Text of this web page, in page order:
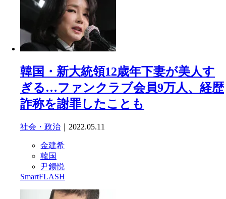
韓国・新大統領12歳年下妻が美人す
ぎる…ファンクラブ会員9万人、経歴
詐称を謝罪したことも
社会・政治 ｜2022.05.11
金建希
韓国
尹錫悦
SmartFLASH